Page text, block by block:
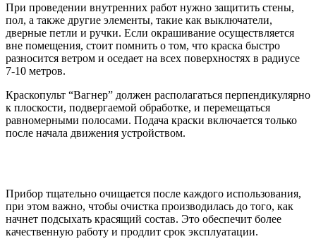
При проведении внутренних работ нужно защитить стены,
пол, а также другие элементы, такие как выключатели,
дверные петли и ручки. Если окрашивание осуществляется
вне помещения, стоит помнить о том, что краска быстро
разносится ветром и оседает на всех поверхностях в радиусе
7-10 метров.
Краскопульт “Вагнер” должен располагаться перпендикулярно
к плоскости, подвергаемой обработке, и перемещаться
равномерными полосами. Подача краски включается только
после начала движения устройством.
Прибор тщательно очищается после каждого использования,
при этом важно, чтобы очистка производилась до того, как
начнет подсыхать красящий состав. Это обеспечит более
качественную работу и продлит срок эксплуатации.